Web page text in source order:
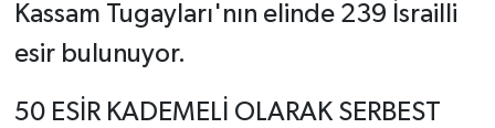
Kassam Tugayları'nın elinde 239 İsrailli
esir bulunuyor.
50 ESİR KADEMELİ OLARAK SERBEST